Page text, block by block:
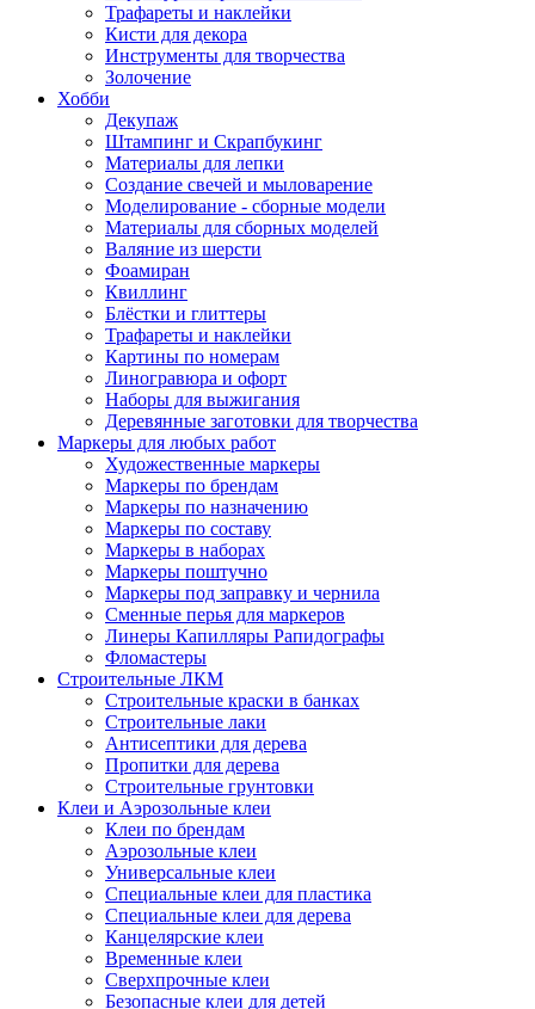
Трафареты и наклейки
Кисти для декора
Инструменты для творчества
Золочение
Хобби
Декупаж
Штампинг и Скрапбукинг
Материалы для лепки
Создание свечей и мыловарение
Моделирование - сборные модели
Материалы для сборных моделей
Валяние из шерсти
Фоамиран
Квиллинг
Блёстки и глиттеры
Трафареты и наклейки
Картины по номерам
Линогравюра и офорт
Наборы для выжигания
Деревянные заготовки для творчества
Маркеры для любых работ
Художественные маркеры
Маркеры по брендам
Маркеры по назначению
Маркеры по составу
Маркеры в наборах
Маркеры поштучно
Маркеры под заправку и чернила
Сменные перья для маркеров
Линеры Капилляры Рапидографы
Фломастеры
Строительные ЛКМ
Строительные краски в банках
Строительные лаки
Антисептики для дерева
Пропитки для дерева
Строительные грунтовки
Клеи и Аэрозольные клеи
Клеи по брендам
Аэрозольные клеи
Универсальные клеи
Специальные клеи для пластика
Специальные клеи для дерева
Канцелярские клеи
Временные клеи
Сверхпрочные клеи
Безопасные клеи для детей